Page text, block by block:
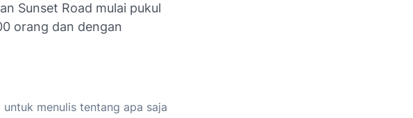
Sunset Road mulai pukul
orang dan dengan
menulis tentang apa saja